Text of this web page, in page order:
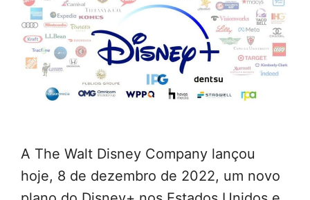
A The Walt Disney Company lançou
hoje, 8 de dezembro de 2022, um novo